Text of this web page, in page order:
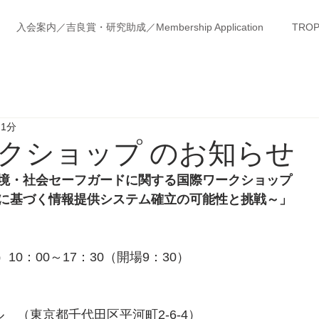
入会案内／吉良賞・研究助成／Membership Application
ショップ のお知らせ
分
・社会セーフガードに関する国際ワークショップ
基づく情報提供システム確立の可能性と挑戦～」
10：00～17：30（開場9：30）
（東京都千代田区平河町2-6-4）